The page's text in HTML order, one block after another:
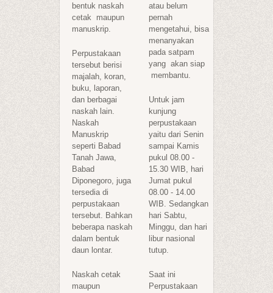
bentuk naskah
cetak maupun
manuskrip.
Perpustakaan
tersebut berisi
majalah, koran,
buku, laporan,
dan berbagai
naskah lain.
Naskah
Manuskrip
seperti Babad
Tanah Jawa,
Babad
Diponegoro, juga
tersedia di
perpustakaan
tersebut. Bahkan
beberapa naskah
dalam bentuk
daun lontar.
Naskah cetak
maupun
atau belum
pernah
mengetahui, bisa
menanyakan
pada satpam
yang akan siap
membantu.
Untuk jam
kunjung
perpustakaan
yaitu dari Senin
sampai Kamis
pukul 08.00 -
15.30 WIB, hari
Jumat pukul
08.00 - 14.00
WIB. Sedangkan
hari Sabtu,
Minggu, dan hari
libur nasional
tutup.
Saat ini
Perpustakaan